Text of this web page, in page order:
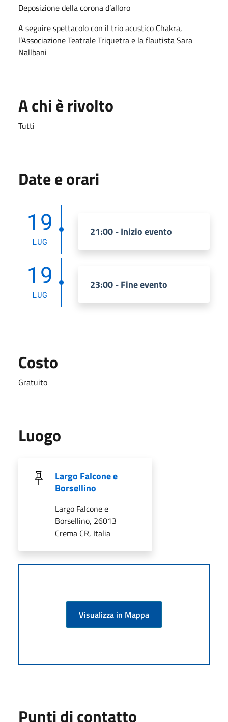
Deposizione della corona d’alloro
A seguire spettacolo con il trio acustico Chakra,
l’Associazione Teatrale Triquetra e la flautista Sara
Nallbani
A chi è rivolto
Tutti
Date e orari
19
LUG
21:00 - Inizio evento
19
LUG
23:00 - Fine evento
Costo
Gratuito
Luogo
Largo Falcone e
Borsellino
Largo Falcone e
Borsellino, 26013
Crema CR, Italia
Visualizza in Mappa
Punti di contatto